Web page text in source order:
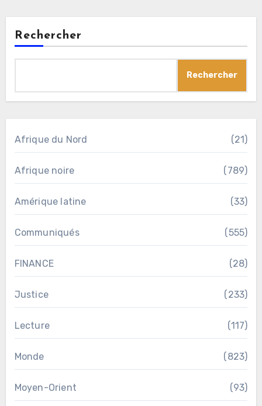
Rechercher
Rechercher
Afrique du Nord (21)
Afrique noire (789)
Amérique latine (33)
Communiqués (555)
FINANCE (28)
Justice (233)
Lecture (117)
Monde (823)
Moyen-Orient (93)